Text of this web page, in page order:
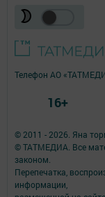
© 2011 - 2026. Яна
© ТАТМЕДИА. Все
законом.
Перепечатка,
информации,
Телефон АО
16+